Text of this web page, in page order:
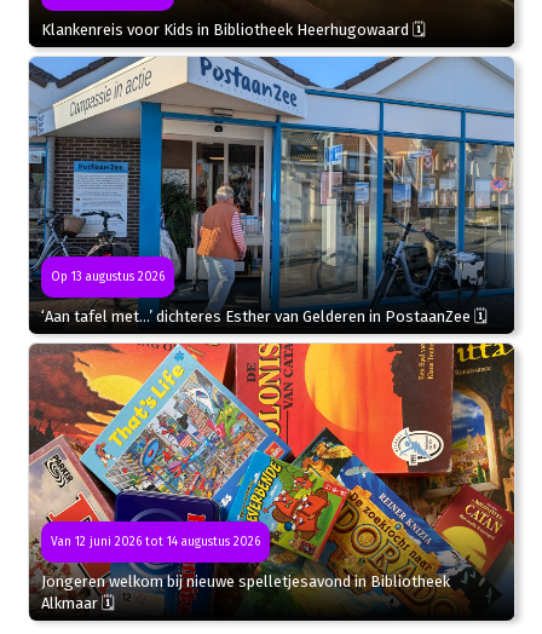
Klankenreis voor Kids in Bibliotheek Heerhugowaard 🗓
Op 13 augustus 2026
‘Aan tafel met…’ dichteres Esther van Gelderen in PostaanZee 🗓
Van 12 juni 2026 tot 14 augustus 2026
Jongeren welkom bij nieuwe spelletjesavond in Bibliotheek
Alkmaar 🗓